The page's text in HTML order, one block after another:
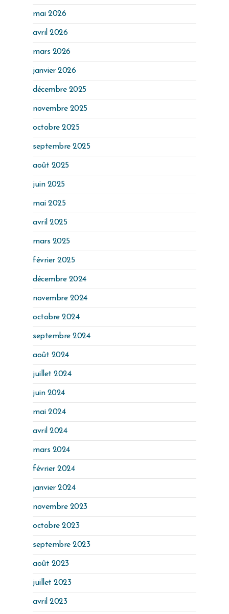
mai 2026
avril 2026
mars 2026
janvier 2026
décembre 2025
novembre 2025
octobre 2025
septembre 2025
août 2025
juin 2025
mai 2025
avril 2025
mars 2025
février 2025
décembre 2024
novembre 2024
octobre 2024
septembre 2024
août 2024
juillet 2024
juin 2024
mai 2024
avril 2024
mars 2024
février 2024
janvier 2024
novembre 2023
octobre 2023
septembre 2023
août 2023
juillet 2023
avril 2023